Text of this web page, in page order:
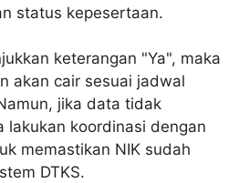
status kepesertaan.
keterangan "Ya", maka
akan cair sesuai jadwal
jika data tidak
lakukan koordinasi dengan
memastikan NIK sudah
DTKS.